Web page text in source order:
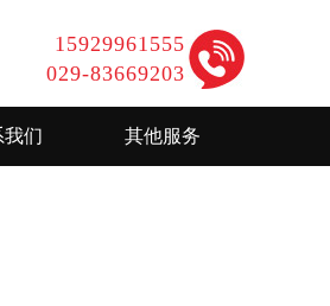
15929961555
029-83669203
我们 其他服务